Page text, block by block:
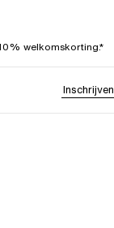
welkomskorting.*
Inschrijven